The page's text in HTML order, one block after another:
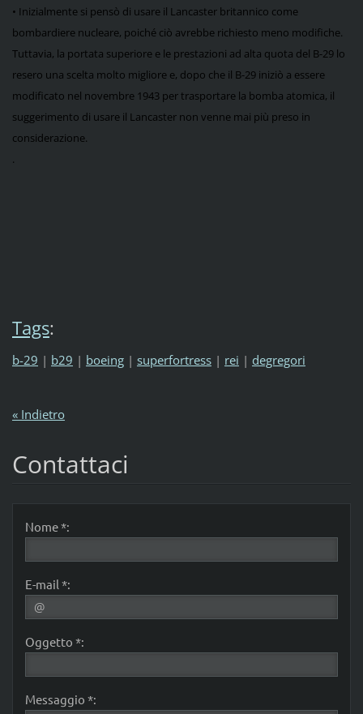
• Inizialmente si pensò di usare il Lancaster britannico come
bombardiere nucleare, poiché ciò avrebbe richiesto meno modifiche.
Tuttavia, la portata superiore e le prestazioni ad alta quota del B-29 lo
resero una scelta molto migliore e, dopo che il B-29 iniziò a essere
modificato nel novembre 1943 per trasportare la bomba atomica, il
suggerimento di usare il Lancaster non venne mai più preso in
considerazione.
.
Tags:
b-29 | b29 | boeing | superfortress | rei | degregori
« Indietro
Contattaci
Nome *:
E-mail *:
Oggetto *:
Messaggio *: